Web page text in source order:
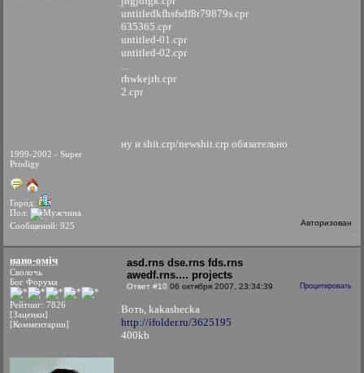
1999-2002 - Super
Prodigy
Город:
Пол:
Сообщений: 925
untitledkfhsfsdf8r79879s.cpr
635365.cpr
untitled-01.cpr
untitled-02.cpr
...
rhwkejrh.cpr
2.cpr
ну и shit.crp/newshit.crp обязательно
Авторизован
нано-оміч
Сволочь
Бог Форума
Рейтинг: 7826
[Заценки]
[Комментарии]
asd.rns dse.rns fds.rns
awedf.rns.... projects
Ответ #10 06 октября 2007, 23:34:39 Процитировать
Воть, kakashecka
http://ifolder.ru/3625195
400kb